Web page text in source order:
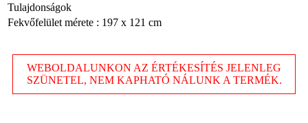
Tulajdonságok
Fekvőfelület mérete : 197 x 121 cm
WEBOLDALUNKON AZ ÉRTÉKESÍTÉS JELENLEG
SZÜNETEL, NEM KAPHATÓ NÁLUNK A TERMÉK.